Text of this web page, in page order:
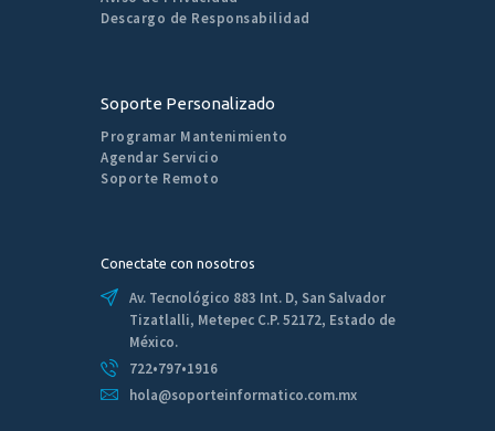
Descargo de Responsabilidad
Soporte Personalizado
Programar Mantenimiento
Agendar Servicio
Soporte Remoto
Conectate con nosotros
Av. Tecnológico 883 Int. D, San Salvador
Tizatlalli, Metepec C.P. 52172, Estado de
México.
722•797•1916
hola@soporteinformatico.com.mx